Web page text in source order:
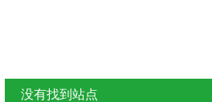
没有找到站点